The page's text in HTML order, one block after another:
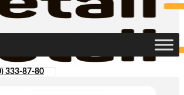
333-87-80